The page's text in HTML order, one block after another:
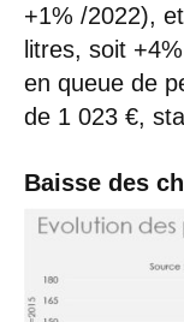
+1% /2022),
litres, soit
en queue de
de 1 023 €,
Baisse des